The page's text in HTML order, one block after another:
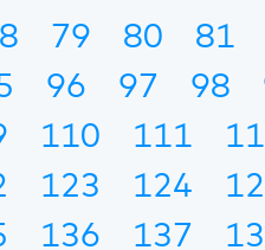
79 80 81
96 97 98
110 111
123 124
136 137